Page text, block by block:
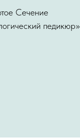
Сечение
педикюр»